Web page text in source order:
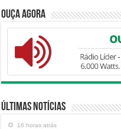
Ouça Agora
Últimas Notícias
16 horas atrás